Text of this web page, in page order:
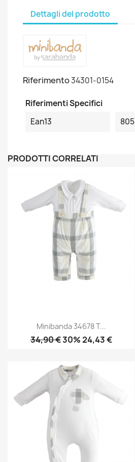
Dettagli del prodotto
Riferimento34301-0154
Riferimenti Specifici
Ean13
PRODOTTI CORRELATI
Minibanda 34678 T...
34,90 €30% 24,43 €